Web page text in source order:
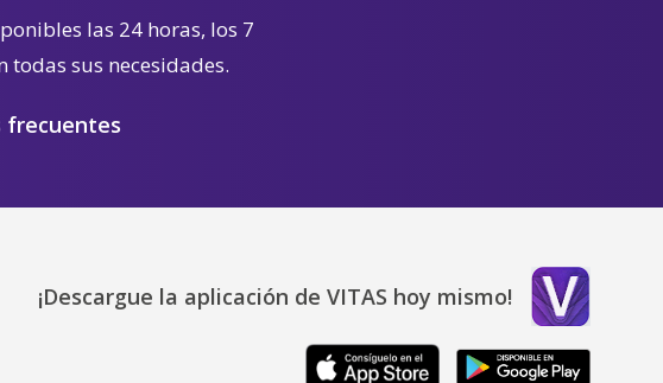
las 24 horas, los 7
todas sus necesidades.
frecuentes
¡Descargue la aplicación de VITAS hoy mismo!